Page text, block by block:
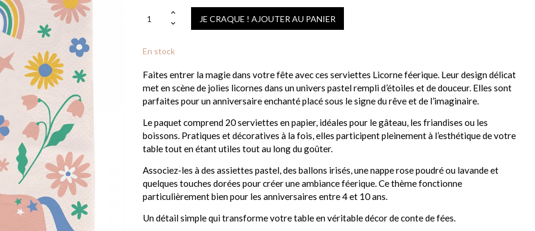
JE CRAQUE ! AJOUTER AU PANIER
En stock
Faites entrer la magie dans votre fête avec ces serviettes Licorne féerique. Leur design délicat
met en scène de jolies licornes dans un univers pastel rempli d’étoiles et de douceur. Elles sont
parfaites pour un anniversaire enchanté placé sous le signe du rêve et de l’imaginaire.
Le paquet comprend 20 serviettes en papier, idéales pour le gâteau, les friandises ou les
boissons. Pratiques et décoratives à la fois, elles participent pleinement à l’esthétique de votre
table tout en étant utiles tout au long du goûter.
Associez-les à des assiettes pastel, des ballons irisés, une nappe rose poudré ou lavande et
quelques touches dorées pour créer une ambiance féerique. Ce thème fonctionne
particulièrement bien pour les anniversaires entre 4 et 10 ans.
Un détail simple qui transforme votre table en véritable décor de conte de fées.